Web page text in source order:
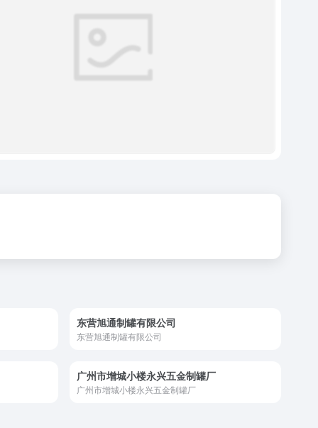
东营旭通制罐有限公司
东营旭通制罐有限公司
广州市增城小楼永兴五金制罐厂
广州市增城小楼永兴五金制罐厂